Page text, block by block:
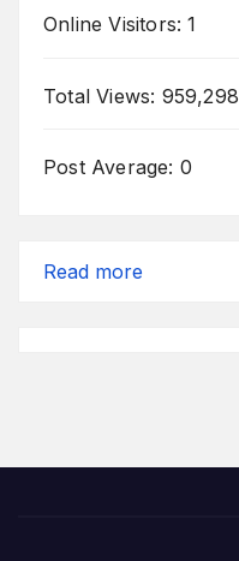
Online Visitors:1
Total Views: 959,298
Post Average: 0
Read more